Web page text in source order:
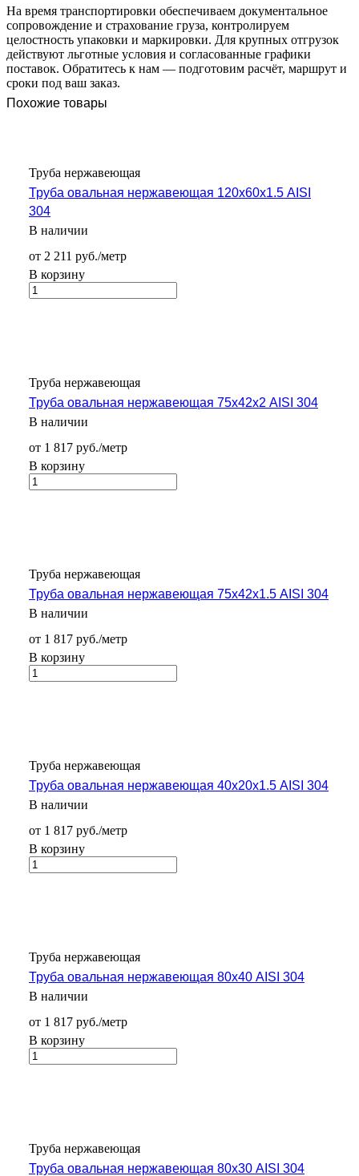
На время транспортировки обеспечиваем документальное
сопровождение и страхование груза, контролируем
целостность упаковки и маркировки. Для крупных отгрузок
действуют льготные условия и согласованные графики
поставок. Обратитесь к нам — подготовим расчёт, маршрут и
сроки под ваш заказ.
Похожие товары
Труба нержавеющая
Труба овальная нержавеющая 120х60х1.5 AISI
304
В наличии
от 2 211 руб./метр
В корзину
Труба нержавеющая
Труба овальная нержавеющая 75х42х2 AISI 304
В наличии
от 1 817 руб./метр
В корзину
Труба нержавеющая
Труба овальная нержавеющая 75х42х1.5 AISI 304
В наличии
от 1 817 руб./метр
В корзину
Труба нержавеющая
Труба овальная нержавеющая 40х20х1.5 AISI 304
В наличии
от 1 817 руб./метр
В корзину
Труба нержавеющая
Труба овальная нержавеющая 80х40 AISI 304
В наличии
от 1 817 руб./метр
В корзину
Труба нержавеющая
Труба овальная нержавеющая 80х30 AISI 304